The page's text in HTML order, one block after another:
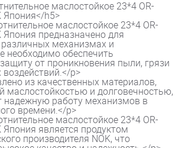
маслостойкое 23*4 OR-
Япония</h5>
маслостойкое 23*4 OR-
Япония предназначено для
механизмах и
необходимо обеспечить
от проникновения пыли, грязи
p>
из качественных материалов,
маслостойкостью и долговечностью,
надежную работу механизмов в
времени.</p>
маслостойкое 23*4 OR-
Япония является продуктом
производителя NOK, что